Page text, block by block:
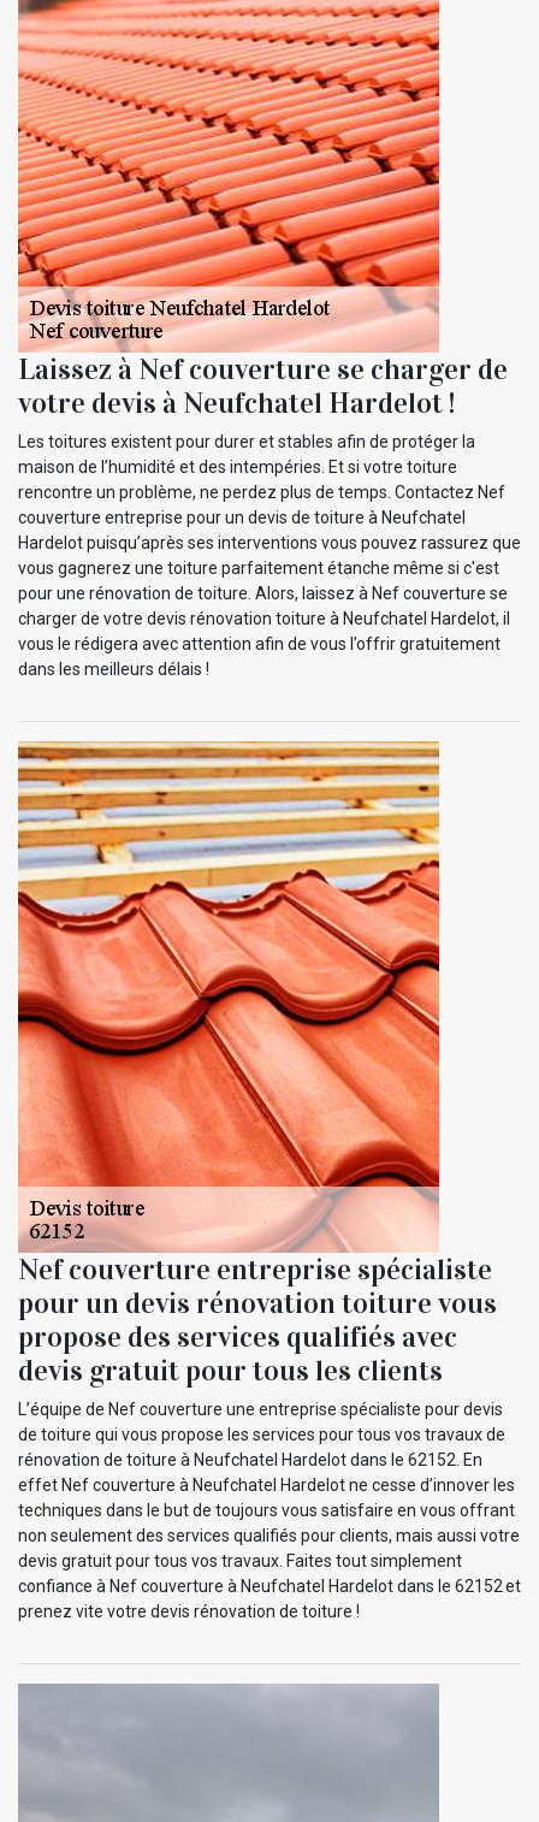
Laissez à Nef couverture se charger de
votre devis à Neufchatel Hardelot !
Les toitures existent pour durer et stables afin de protéger la
maison de l’humidité et des intempéries. Et si votre toiture
rencontre un problème, ne perdez plus de temps. Contactez Nef
couverture entreprise pour un devis de toiture à Neufchatel
Hardelot puisqu’après ses interventions vous pouvez rassurez que
vous gagnerez une toiture parfaitement étanche même si c'est
pour une rénovation de toiture. Alors, laissez à Nef couverture se
charger de votre devis rénovation toiture à Neufchatel Hardelot, il
vous le rédigera avec attention afin de vous l’offrir gratuitement
dans les meilleurs délais !
Nef couverture entreprise spécialiste
pour un devis rénovation toiture vous
propose des services qualifiés avec
devis gratuit pour tous les clients
L’équipe de Nef couverture une entreprise spécialiste pour devis
de toiture qui vous propose les services pour tous vos travaux de
rénovation de toiture à Neufchatel Hardelot dans le 62152. En
effet Nef couverture à Neufchatel Hardelot ne cesse d’innover les
techniques dans le but de toujours vous satisfaire en vous offrant
non seulement des services qualifiés pour clients, mais aussi votre
devis gratuit pour tous vos travaux. Faites tout simplement
confiance à Nef couverture à Neufchatel Hardelot dans le 62152 et
prenez vite votre devis rénovation de toiture !